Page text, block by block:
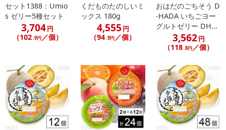
セット1388：Umio
s ゼリー5種セット
3,704円
（102.9円／個）
くだものたのしいミ
ックス 180g
4,555 円
（94.9円／個）
おはだのごちそう D
-HADA いちごヨー
グルトゼリー DH...
3,562円
（118.8円／個）